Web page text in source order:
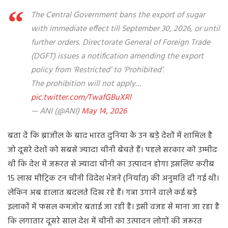
The Central Government bans the export of sugar
with immediate effect till September 30, 2026, or until
further orders. Directorate General of Foreign Trade
(DGFT) issues a notification amending the export
policy from ‘Restricted’ to ‘Prohibited’.
The prohibition will not apply…
pic.twitter.com/TwafGBuXRl
— ANI (@ANI)May 14, 2026
बता दें कि ब्राजील के बाद भारत दुनिया के उन बड़े देशों में शामिल है
जो दूसरे देशों को सबसे ज्यादा चीनी बेचते हैं। पहले सरकार को उम्मीद
थी कि देश में जरूरत से ज्यादा चीनी का उत्पादन होगा इसलिए करीब
15 लाख मीट्रिक टन चीनी विदेश भेजने (निर्यात) की अनुमति दी गई थी।
लेकिन अब हालात बदलते दिख रहे हैं। गन्ना उगाने वाले कई बड़े
इलाकों में फसल कमजोर बताई जा रही है। इसी वजह से माना जा रहा है
कि लगातार दूसरे साल देश में चीनी का उत्पादन लोगों की जरूरत